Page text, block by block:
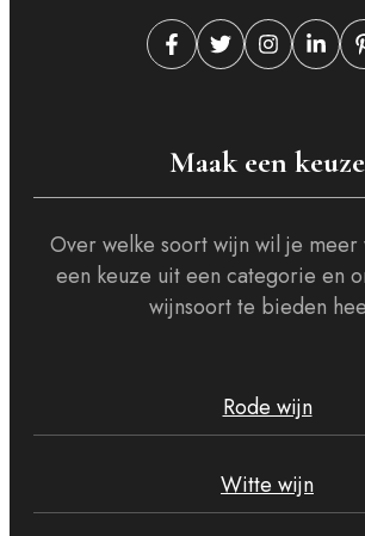
Maak een keuze
Over welke soort wijn wil je meer
een keuze uit een categorie en
wijnsoort te bieden
Rode wijn
Witte wijn